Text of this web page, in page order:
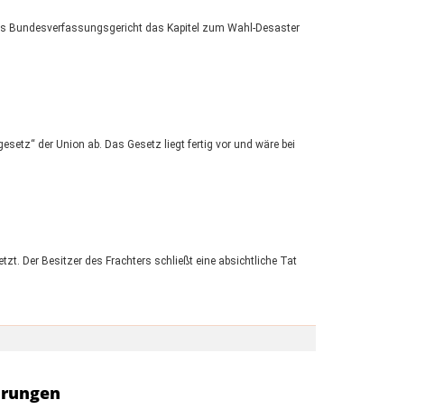
Bundesverfassungsgericht das Kapitel zum Wahl-Desaster
der Union ab. Das Gesetz liegt fertig vor und wäre bei
Der Besitzer des Frachters schließt eine absichtliche Tat